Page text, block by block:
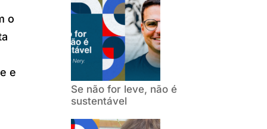
o
e
Se não for leve, não é
sustentável